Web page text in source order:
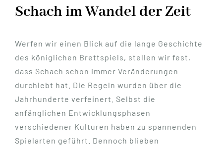
Schach im Wandel der Zeit
Werfen wir einen Blick auf die lange Geschichte
des königlichen Brettspiels, stellen wir fest,
dass Schach schon immer Veränderungen
durchlebt hat. Die Regeln wurden über die
Jahrhunderte verfeinert. Selbst die
anfänglichen Entwicklungsphasen
verschiedener Kulturen haben zu spannenden
Spielarten geführt. Dennoch blieben